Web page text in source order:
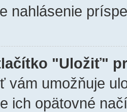
nahlásenie
"Uložiť"
vám umožňuje
ich opätovné